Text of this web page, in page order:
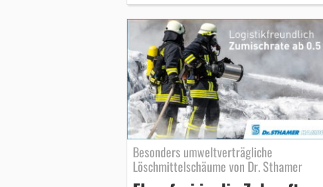
Besonders umweltverträgliche
Löschmittelschäume von Dr. Sthamer